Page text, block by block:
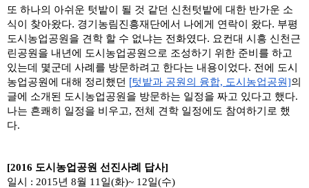
또 하나의 아쉬운 텃밭이 될 것 같던 신천텃밭에 대한 반가운 소
식이 찾아왔다. 경기농림진흥재단에서 나에게 연락이 왔다. 부평
도시농업공원을 견학 할 수 없냐는 전화였다. 요컨대 시흥 신천근
린공원을 내년에 도시농업공원으로 조성하기 위한 준비를 하고
있는데 몇군데 사례를 방문하려고 한다는 내용이었다. 전에 도시
농업공원에 대해 정리했던 [텃밭과 공원의 융합, 도시농업공원]의
글에 소개된 도시농업공원을 방문하는 일정을 짜고 있다고 했다.
나는 흔쾌히 일정을 비우고, 전체 견학 일정에도 참여하기로 했
다.
[2016 도시농업공원 선진사례 답사]
일시 : 2015년 8월 11일(화)~ 12일(수)